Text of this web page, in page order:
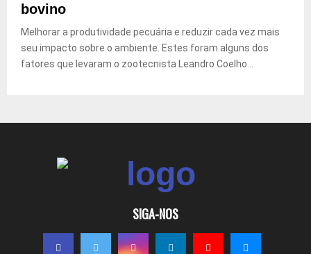
bovino
Melhorar a produtividade pecuária e reduzir cada vez mais
seu impacto sobre o ambiente. Estes foram alguns dos
fatores que levaram o zootecnista Leandro Coelho...
SIGA-NOS